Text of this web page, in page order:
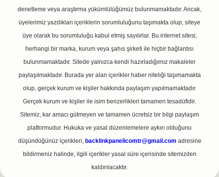
denetleme veya araştırma yükümlülüğümüz bulunmamaktadır. Ancak,
üyelerimiz yazdıkları içeriklerin sorumluluğunu taşımakta olup, siteye
üye olarak bu sorumluluğu kabul etmiş sayılırlar. Bu internet sitesi,
herhangi bir marka, kurum veya şahıs şirketi ile hiçbir bağlantısı
bulunmamaktadır. Sitede yalnızca kendi hazırladığımız makaleler
paylaşılmaktadır. Burada yer alan içerikler haber niteliği taşımamakta
olup, gerçek kurum ve kişiler hakkında paylaşım yapılmamaktadır.
Gerçek kurum ve kişiler ile isim benzerlikleri tamamen tesadüfidir.
Sitemiz, kar amacı gütmeyen ve tamamen ücretsiz bir bilgi paylaşım
platformudur. Hukuka ve yasal düzenlemelere aykırı olduğunu
düşündüğünüz içerikleri, backlinkpanelicomtr@gmail.com adresine
bildirmeniz halinde, ilgili içerikler yasal süre içerisinde sitemizden
kaldırılacaktır.